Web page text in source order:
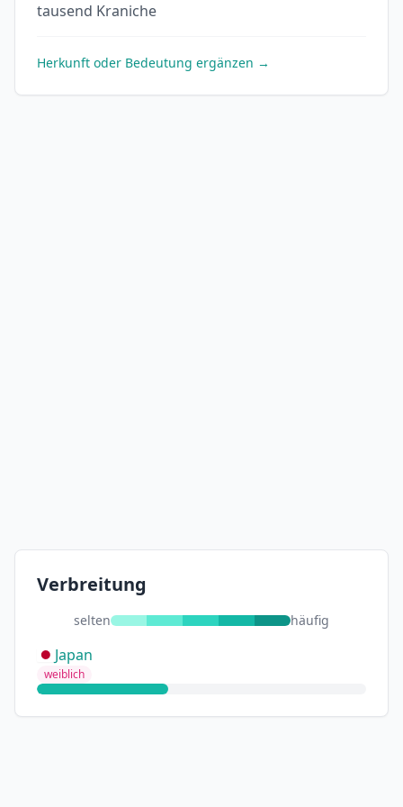
tausend Kraniche
Herkunft oder Bedeutung ergänzen →
Verbreitung
selten häufig
Japan
weiblich